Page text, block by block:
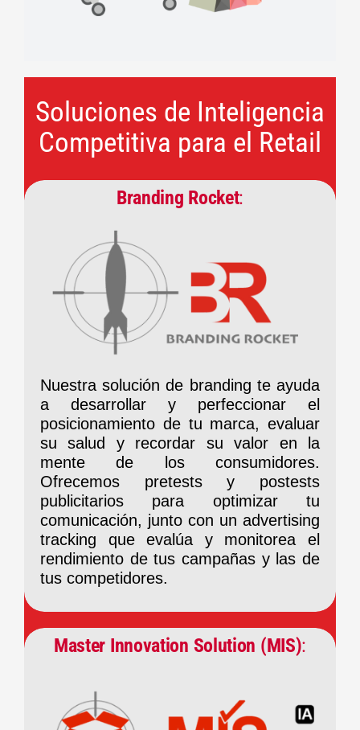
Soluciones de Inteligencia
Competitiva para el Retail
Branding Rocket:
Nuestra solución de branding te ayuda
a desarrollar y perfeccionar el
posicionamiento de tu marca, evaluar
su salud y recordar su valor en la
mente de los consumidores.
Ofrecemos pretests y postests
publicitarios para optimizar tu
comunicación, junto con un advertising
tracking que evalúa y monitorea el
rendimiento de tus campañas y las de
tus competidores.
Master Innovation Solution (MIS):